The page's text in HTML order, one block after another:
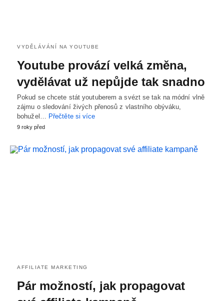
VYDĚLÁVÁNÍ NA YOUTUBE
Youtube provází velká změna,
vydělávat už nepůjde tak snadno
Pokud se chcete stát youtuberem a svézt se tak na módní vlně
zájmu o sledování živých přenosů z vlastního obýváku,
bohužel…
Přečtěte si více
9 roky před
AFFILIATE MARKETING
Pár možností, jak propagovat